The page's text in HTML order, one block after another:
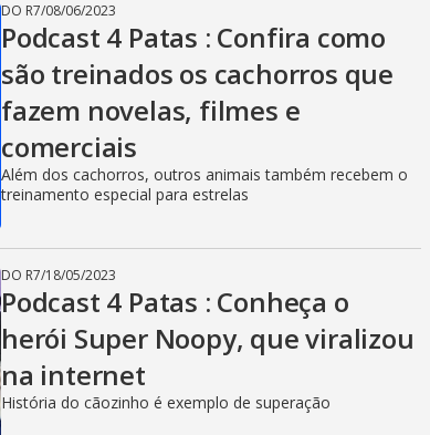
DO R7/08/06/2023
Podcast 4 Patas : Confira como
são treinados os cachorros que
fazem novelas, filmes e
comerciais
Além dos cachorros, outros animais também recebem o
treinamento especial para estrelas
DO R7/18/05/2023
Podcast 4 Patas : Conheça o
herói Super Noopy, que viralizou
na internet
História do cãozinho é exemplo de superação